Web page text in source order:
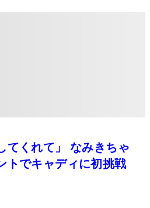
てくれて」 なみきちゃ
トでキャディに初挑戦